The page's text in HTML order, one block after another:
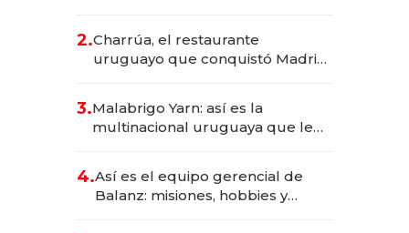
millones
2.Charrúa, el restaurante
uruguayo que conquistó Madrid:
anticipación y prepara apertura
3.Malabrigo Yarn: así es la
multinacional uruguaya que le
4.Así es el equipo gerencial de
Balanz: misiones, hobbies y